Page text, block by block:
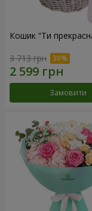
Кошик “Ти
3 713 грн
Замовити